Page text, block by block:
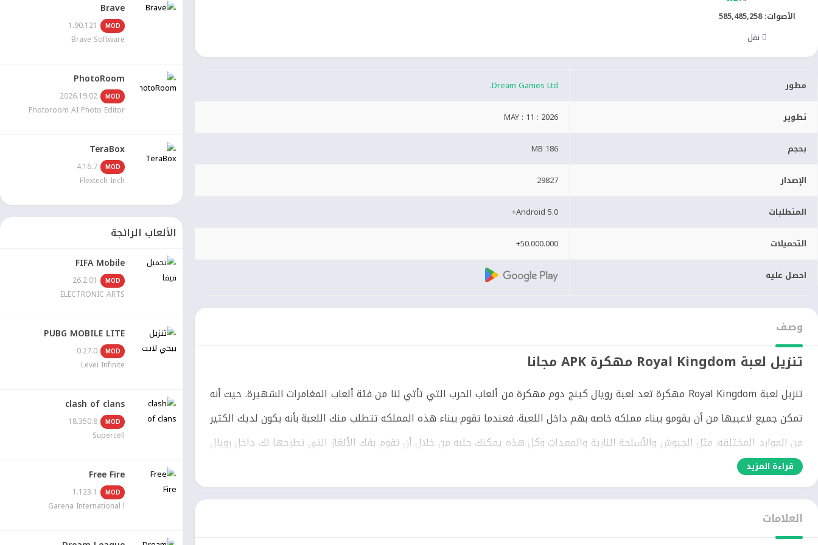
الأصوات:585,485,258
نقل
مطور Dream Games Ltd.
تطوير MAY : 11 : 2026
بحجم 186 MB
الإصدار 29827
المتطلبات 5.0 Android+
التحميلات 50.000.000+
احصل عليه
وصف
تنزيل لعبة Royal Kingdom مهكرة APK مجانا
تنزيل لعبة Royal Kingdom مهكرة تعد لعبة رويال كينج دوم مهكرة من ألعاب الحرب التي تأتي لنا من فئة ألعاب المغامرات الشهيرة. حيث أنه
تمكن جميع لاعبيها من أن يقومو ببناء مملكه خاصه بهم داخل اللعبة. فعندما تقوم ببناء هذه المملكه تتطلب منك اللعبة بأنه يكون لديك الكثير
من الموارد المختلفه. مثل الجيوش والأسلحة النارية والمعدات وكل هذه يمكنك جلبه من خلال أن تقوم بفك الألغاز التي تطرحها لك داخل رويال
كينج دوم مهكرة.
حيث أنها يوجد عند تنزيل لعبة Royal Kingdom مهكرة الكثير من أوضاع اللعب المختلفه التي يمكنك وأن تقوم باللعب بها. كما أن Royal
قراءة المزيد
العلامات
Brave
MOD
1.90.121
Brave Software
PhotoRoom
MOD
2026.19.02
Photoroom AI Photo Editor
TeraBox
MOD
4.16.7
Flextech Inch
الألعاب الرائجة
FIFA Mobile
MOD
26.2.01
ELECTRONIC ARTS
PUBG MOBILE LITE
MOD
0.27.0
Levei Infinite
clash of clans
MOD
18.350.8
Supercell
Free Fire
MOD
1.123.1
Garena International l